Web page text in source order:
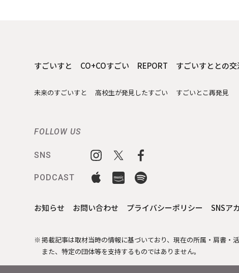
すごいすと CO+COすごい REPORT すごいすととの
未来のすごいすと 高校生が発見したすごい すごいとこ再発見
FOLLOW US
SNS
PODCAST
お知らせ お問い合わせ プライバシーポリシー SNSア
掲載記事は取材当時の情報に基づいており、現在の所属・肩書・
また、特定の団体等を支持するものではありません。